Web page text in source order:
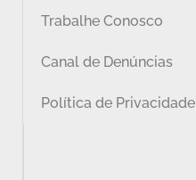
Trabalhe Conosco
Canal de Denúncias
Política de Privacidade